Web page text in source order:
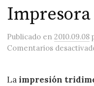
Impresora
Publicado en2010.09.08
Comentarios
Laimpresión